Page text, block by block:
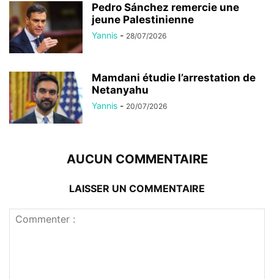
Pedro Sánchez remercie une
jeune Palestinienne
Yannis - 28/07/2026
Mamdani étudie l’arrestation de
Netanyahu
Yannis - 20/07/2026
AUCUN COMMENTAIRE
LAISSER UN COMMENTAIRE